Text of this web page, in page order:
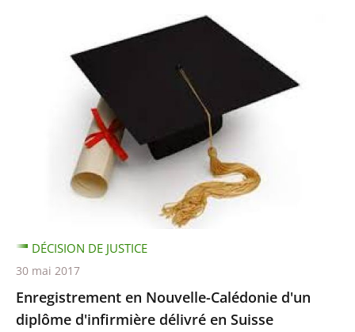
Enregistrement en Nouvelle-Calédonie d'un
diplôme d'infirmière délivré en Suisse
DÉCISION DE JUSTICE
30 mai 2017